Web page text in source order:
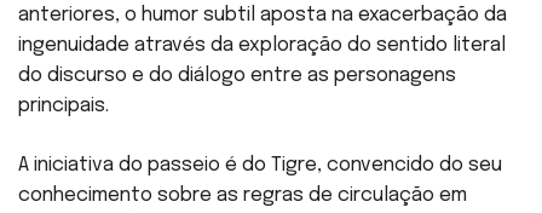
anteriores, o humor subtil aposta na exacerbação da
ingenuidade através da exploração do sentido literal
do discurso e do diálogo entre as personagens
principais.
A iniciativa do passeio é do Tigre, convencido do seu
conhecimento sobre as regras de circulação em